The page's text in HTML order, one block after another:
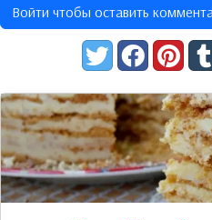
Войти чтобы оставить